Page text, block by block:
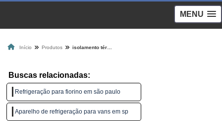
MENU
Início Produtos
Buscas relacionadas:
Refrigeração para fiorino em são paulo
Aparelho de refrigeração para vans em sp